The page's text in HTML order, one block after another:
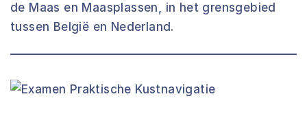
de Maas en Maasplassen, in het grensgebied
tussen België en Nederland.